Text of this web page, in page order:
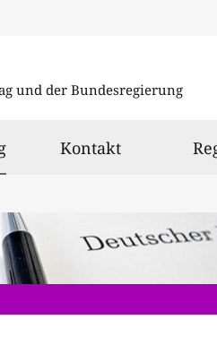
und der Bundesregierung
ausgewählt
Kontakt